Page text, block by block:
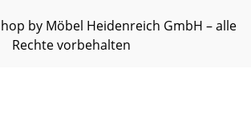
by Möbel Heidenreich GmbH – alle
Rechte vorbehalten